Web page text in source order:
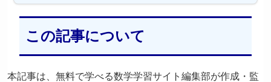
この記事について
本記事は、無料で学べる数学学習サイト編集部が作成・監